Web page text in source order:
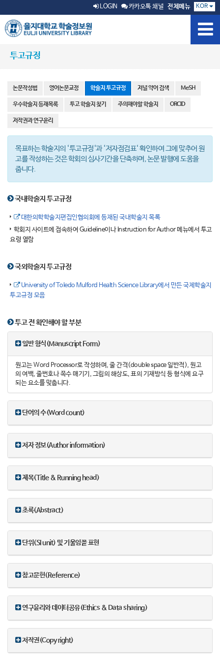
LOGIN 카카오톡 채널 전체메뉴 KOR
투고규정
논문작성법 영어논문교정 학술지 투고규정 저널 약어 검색 MeSH
우수학술지 등재목록 투고 학술지 찾기 주의해야할 학술지 ORCID
저작권과 연구윤리
목표하는 학술지의 ‘투고규정‘과 ‘저자점검표‘ 확인하여 그에 맞추어 원
고를 작성하는 것은 학회의 심사기간을 단축하며, 논문 발행에 도움을
줍니다.
국내학술지 투고규정
대한의학학술지편집인협의회에 등재된 국내학술지 목록
학회지 사이트에 접속하여 Guideline이나 Instruction for Author 메뉴에서 투고
요령 열람
국외학술지 투고규정
University of Toledo Mulford Health Science Library에서 만든 국제학술지
투고규정 모음
투고 전 확인해야 할 부분
일반 형식(Manuscript Form)
원고는 Word Processor로 작성하며, 줄 간격(double space 일반적), 원고
의 여백, 줄번호나 쪽수 매기기, 그림의 해상도, 표의 기재방식 등 형식에 요구
되는 요소를 맞춥니다.
단어의 수(Word count)
저자 정보(Author information)
제목(Title & Running head)
초록(Abstract)
단위(SI unit) 및 기울임꼴 표현
참고문헌(Reference)
연구윤리와 데이터공유(Ethics & Data sharing)
저작권(Copy right)